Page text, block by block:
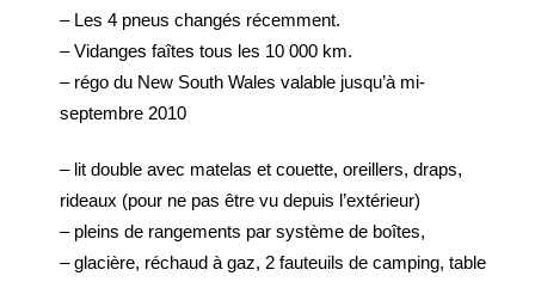
– Les 4 pneus changés récemment.
– Vidanges faîtes tous les 10 000 km.
– régo du New South Wales valable jusqu’à mi-
septembre 2010
– lit double avec matelas et couette, oreillers, draps,
rideaux (pour ne pas être vu depuis l’extérieur)
– pleins de rangements par système de boîtes,
– glacière, réchaud à gaz, 2 fauteuils de camping, table